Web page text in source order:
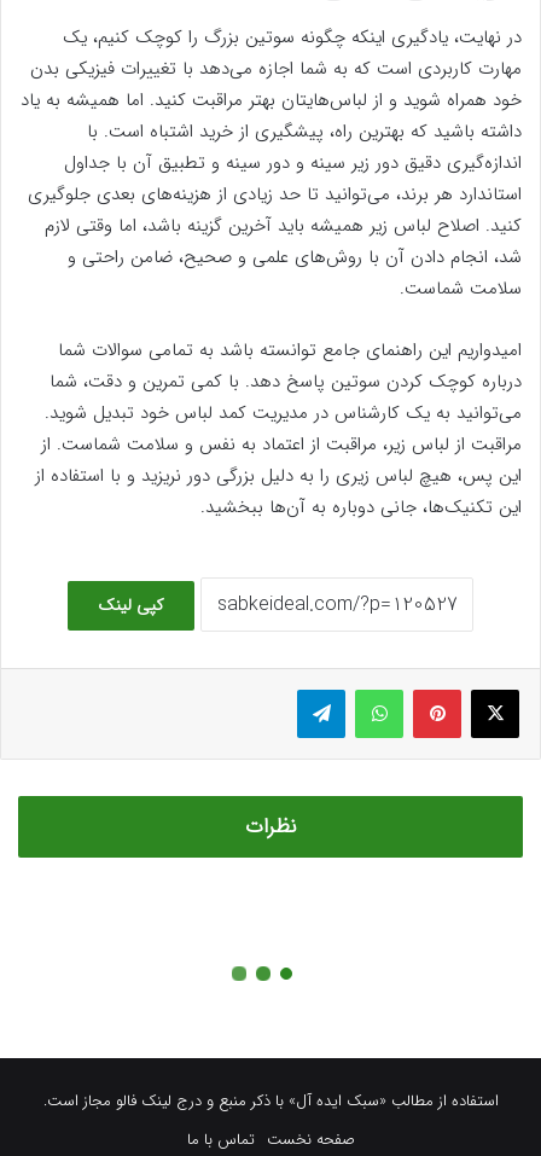
استفاده از مطالب «سبک ایده آل» با ذکر منبع و درج لینک فالو مجاز است.
صفحه نخست تماس با ما